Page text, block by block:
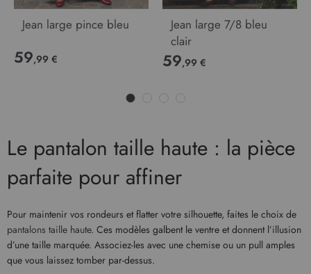
Jean large pince bleu
59,99 €
Jean large 7/8 bleu
clair
59,99 €
Le pantalon taille haute : la pièce
parfaite pour affiner
Pour maintenir vos rondeurs et flatter votre silhouette, faites le choix de
pantalons taille haute. Ces modèles galbent le ventre et donnent l’illusion
d’une taille marquée. Associez-les avec une chemise ou un pull amples
que vous laissez tomber par-dessus.